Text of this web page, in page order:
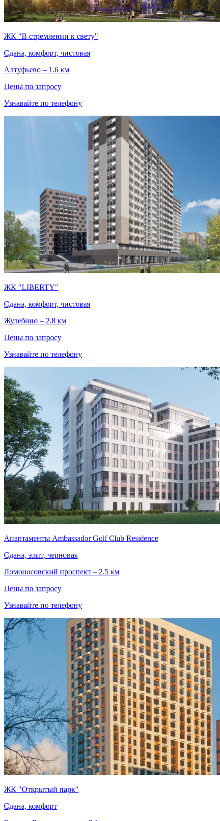
ЖК "В стремлении к свету"
Сдана, комфорт, чистовая
Алтуфьево – 1.6 км
Цены по запросу
Узнавайте по телефону
ЖК "LIBERTY"
Сдана, комфорт, чистовая
Жулебино – 2.8 км
Цены по запросу
Узнавайте по телефону
Апартаменты Ambassador Golf Club Residencе
Сдана, элит, черновая
Ломоносовский проспект – 2.5 км
Цены по запросу
Узнавайте по телефону
ЖК "Открытый парк"
Сдана, комфорт